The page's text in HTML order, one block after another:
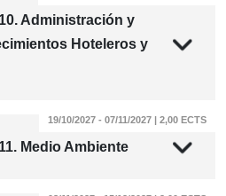
Administración y
Hoteleros y
Medio Ambiente
19/10/2027 - 07/11/2027 | 2,00 ECTS